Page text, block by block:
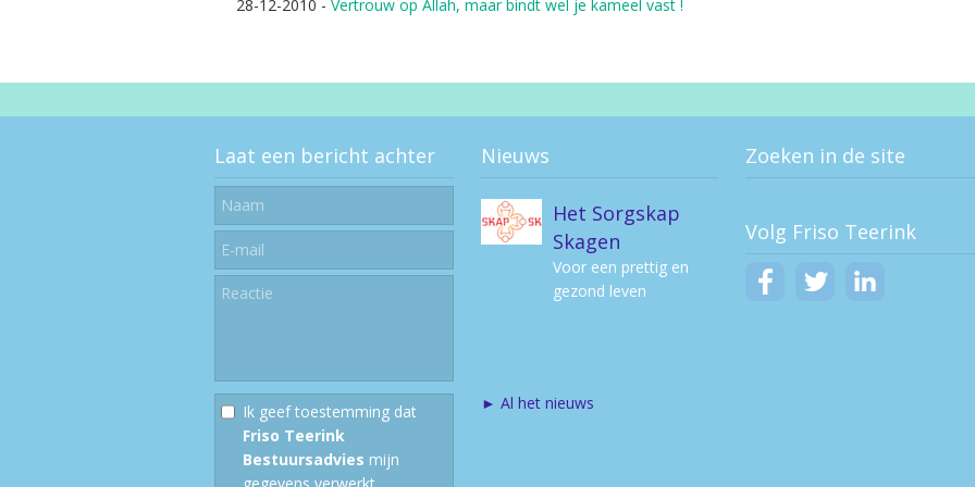
28-12-2010 - Vertrouw op Allah, maar bindt wel je kameel vast !
Laat een bericht achter
Ik geef toestemming dat
Friso Teerink
Bestuursadvies mijn
gegevens verwerkt.
Nieuws
Van het concert
Het Sorgskap
Skagen
Voor een prettig en
gezond leven
Per 1 november
► Al het nieuws
Zoeken in de site
Volg Friso Teerink